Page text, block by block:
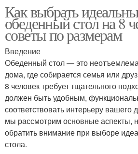
Как выбрать
обеденный стол на 8
советы по размерам
Введение
Обеденный стол — это
дома, где собирается семья или
8 человек требует тщательного
должен быть удобным,
соответствовать интерьеру вашего
мы рассмотрим основные аспекты,
обратить внимание при выборе
стола.